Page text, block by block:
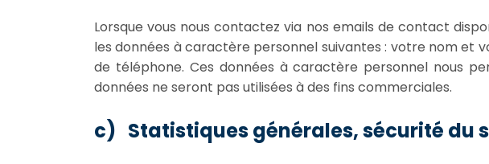
Lorsque vous nous contactez via nos emails de contact
les données à caractère personnel suivantes : votre nom et
de téléphone. Ces données à caractère personnel nous
données ne seront pas utilisées à des fins commerciales.
c) Statistiques générales, sécurité du